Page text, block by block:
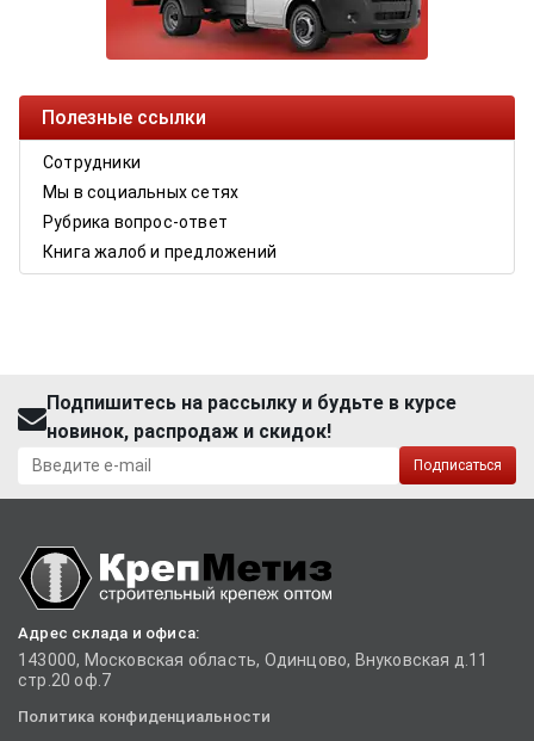
Полезные ссылки
Сотрудники
Мы в социальных сетях
Рубрика вопрос-ответ
Книга жалоб и предложений
Подпишитесь на рассылку и будьте в курсе
новинок, распродаж и скидок!
Подписаться
Адрес склада и офиса:
143000, Московская область, Одинцово, Внуковская д.11
стр.20 оф.7
Политика конфиденциальности